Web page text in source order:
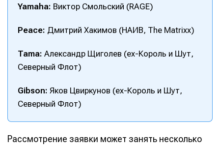
Yamaha: Виктор Смольский (RAGE)
Peace: Дмитрий Хакимов (НАИВ, The Matrixx)
Tama: Александр Щиголев (ex-Король и Шут,
Северный Флот)
Gibson: Яков Цвиркунов (ex-Король и Шут,
Северный Флот)
Рассмотрение заявки может занять несколько